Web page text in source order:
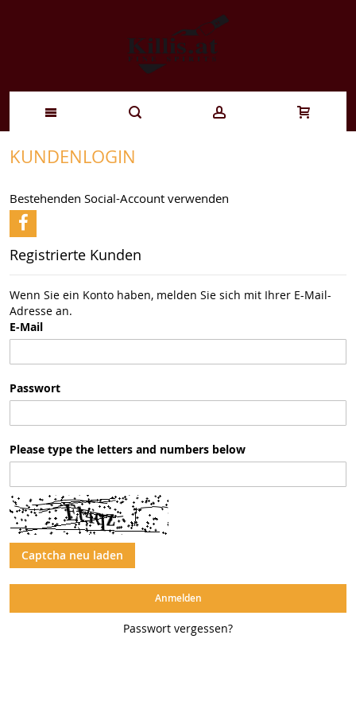
Zum
springen
KUNDENLOGIN
Bestehenden Social-Account verwenden
Registrierte Kunden
Wenn Sie ein Konto haben, melden Sie sich mit Ihrer E-Mail-
Adresse an.
E-Mail
Passwort
Please type the letters and numbers below
Captcha neu laden
Anmelden
Passwort vergessen?